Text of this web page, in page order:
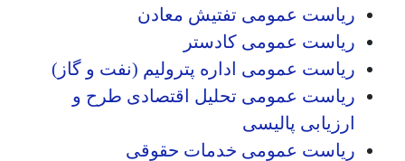
ریاست عمومی تفتیش معادن
ریاست عمومی کادستر
ریاست عمومی اداره پترولیم (نفت و گاز)
ریاست عمومی تحلیل اقتصادی طرح و
ارزیابی پالیسی
ریاست عمومی خدمات حقوقی